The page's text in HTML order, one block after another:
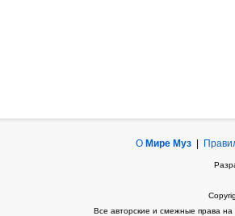
О Мире Муз|
Все авторские и смежные права